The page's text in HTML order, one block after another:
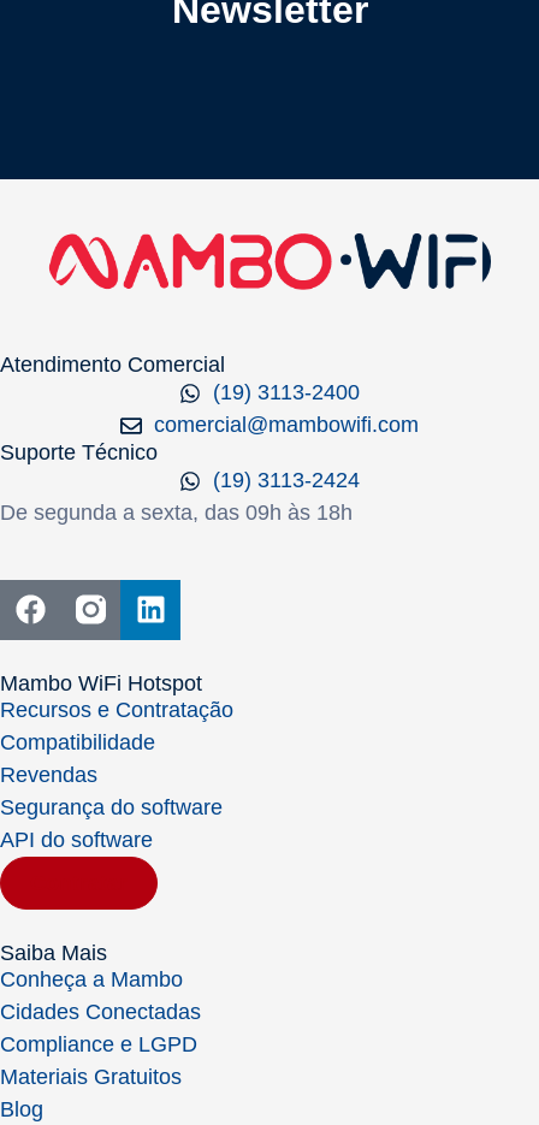
Newsletter
Atendimento Comercial
(19) 3113-2400
comercial@mambowifi.com
Suporte Técnico
(19) 3113-2424
De segunda a sexta, das 09h às 18h
Mambo WiFi Hotspot
Recursos e Contratação
Compatibilidade
Revendas
Segurança do software
API do software
Saiba Mais
Conheça a Mambo
Cidades Conectadas
Compliance e LGPD
Materiais Gratuitos
Blog